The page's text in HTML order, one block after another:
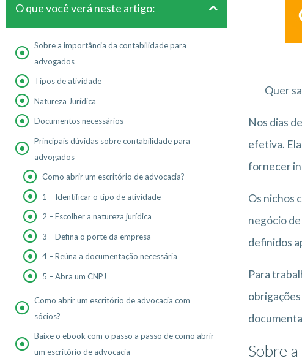
O que você verá neste artigo:
Sobre a importância da contabilidade para
advogados
Tipos de atividade
Natureza Jurídica
Documentos necessários
Principais dúvidas sobre contabilidade para
advogados
Como abrir um escritório de advocacia?
1 – Identificar o tipo de atividade
2 – Escolher a natureza jurídica
3 – Defina o porte da empresa
4 – Reúna a documentação necessária
5 – Abra um CNPJ
Como abrir um escritório de advocacia com
sócios?
Baixe o ebook com o passo a passo de como abrir
um escritório de advocacia
Quer
Nos dias
efetiva.
fornecer
Os nichos
negócio
definidos
Para
Sobre